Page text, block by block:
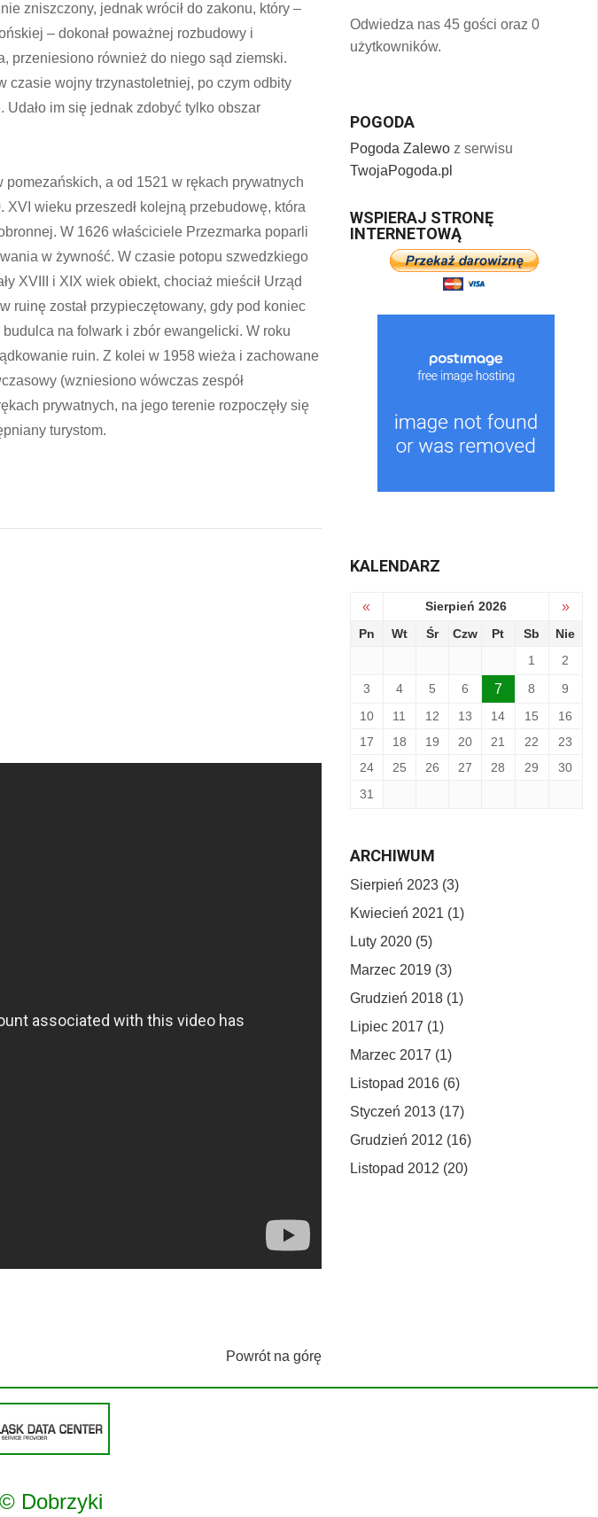
zniszczony, jednak wrócił do zakonu, który –
– dokonał poważnej rozbudowy i
przeniesiono również do niego sąd ziemski.
czasie wojny trzynastoletniej, po czym odbity
im się jednak zdobyć tylko obszar
a od 1521 w rękach prywatnych
wieku przeszedł kolejną przebudowę, która
W 1626 właściciele Przezmarka poparli
w żywność. W czasie potopu szwedzkiego
XVIII i XIX wiek obiekt, chociaż mieścił Urząd
ruinę został przypieczętowany, gdy pod koniec
na folwark i zbór ewangelicki. W roku
ruin. Z kolei w 1958 wieża i zachowane
(wzniesiono wówczas zespół
prywatnych, na jego terenie rozpoczęły się
turystom.
Powrót na górę
Odwiedza nas 45 gości oraz 0
użytkowników.
POGODA
Pogoda Zalewoz serwisu
TwojaPogoda.pl
WSPIERAJ STRONĘ
INTERNETOWĄ
KALENDARZ
« Sierpień 2026 »
Pn Wt Śr Czw Pt Sb
Nie
1
2
3
4 5 6 7 8
9
10
11 12 13 14 15
16
17
18 19 20 21 22
23
24
25 26 27 28 29
30
31
ARCHIWUM
Sierpień 2023 (3)
Kwiecień 2021 (1)
Luty 2020 (5)
Marzec 2019 (3)
Grudzień 2018 (1)
Lipiec 2017 (1)
Marzec 2017 (1)
Listopad 2016 (6)
Styczeń 2013 (17)
Grudzień 2012 (16)
Listopad 2012 (20)
Dobrzyki